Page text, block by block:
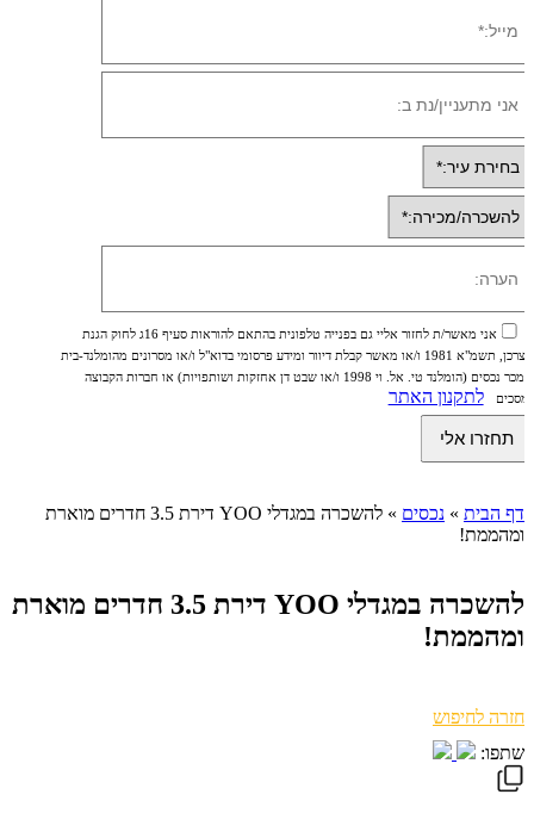
אני מאשר/ת לחזור אליי גם בפנייה טלפונית בהתאם להוראות סעיף 16ג לחוק הגנת
הצרכן, תשמ"א 1981 ו/או מאשר קבלת דיוור ומידע פרסומי בדוא"ל ו/או מסרונים מהומלנד-בית
ממכר נכסים (הומלנד טי. אל. וי 1998 ו/או שבט דן אחזקות ושותפויות) או חברות הקבוצה
ומסכים
לתקנון האתר
דף הבית » נכסים »
להשכרה במגדלי YOO דירת 3.5 חדרים מוארת
ומהממת!
להשכרה במגדלי YOO דירת 3.5 חדרים מוארת
ומהממת!
חזרה לחיפוש
שתפו: